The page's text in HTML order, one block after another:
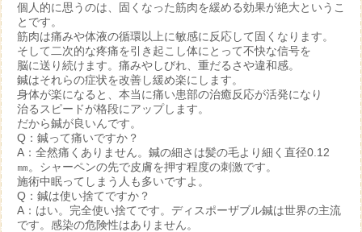
個人的に思うのは、固くなった筋肉を緩める効果が絶大というこ
とです。
筋肉は痛みや体液の循環以上に敏感に反応して固くなります。
そして二次的な疼痛を引き起こし体にとって不快な信号を
脳に送り続けます。痛みやしびれ、重だるさや違和感。
鍼はそれらの症状を改善し緩め楽にします。
身体が楽になると、本当に痛い患部の治癒反応が活発になり
治るスピードが格段にアップします。
だから鍼が良いんです。
Q：鍼って痛いですか？
A：全然痛くありません。鍼の細さは髪の毛より細く直径0.12
㎜。シャーペンの先で皮膚を押す程度の刺激です。
施術中眠ってしまう人も多いですよ。
Q：鍼は使い捨てですか？
A：はい。完全使い捨てです。ディスポーザブル鍼は世界の主流
です。感染の危険性はありません。